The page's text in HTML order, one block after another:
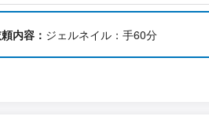
内容： ジェルネイル：手60分